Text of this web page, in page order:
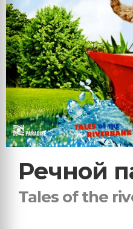
Речной
Tales of the